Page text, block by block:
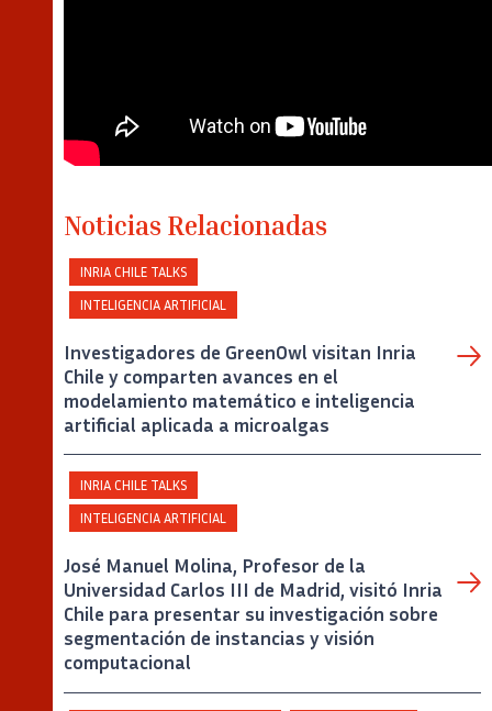
Noticias Relacionadas
INRIA CHILE TALKS
INTELIGENCIA ARTIFICIAL
Investigadores de GreenOwl visitan Inria
Chile y comparten avances en el
modelamiento matemático e inteligencia
artificial aplicada a microalgas
INRIA CHILE TALKS
INTELIGENCIA ARTIFICIAL
José Manuel Molina, Profesor de la
Universidad Carlos III de Madrid, visitó Inria
Chile para presentar su investigación sobre
segmentación de instancias y visión
computacional